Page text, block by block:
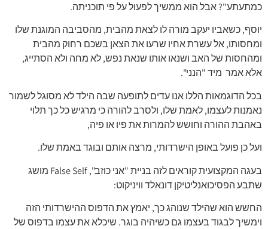
כמתעתע"? אבל הוא ממשיך לפעול על פי תוכניתה.
יוסף, כשאביו יעקב מורה לו לצאת מהבית, מהסביבה המוגנת שלו
ומחסותו, אל עשרת אחיו שרעו את הצאן בשכם רחוק מהבית
ומהחסות של האב ושנאו אותו שנאת נפש, לא מחה ולא הסתייג,
אלא אמר מיד "הנני".
בכל הדוגמאות הללו אנו עדים לתופעה שבה הילד לא מסוגל לשמור
נאמנות לעצמו, לאמת שלו, ולסרב להורה כי מרגיש כל כך תלוי
באהבת ההורה וחושש להמרות את פיו או פיה,
ועל כן פועל באופן הישרדותי, מרצה אותם ובוגד באמת שלו.
בעגה המקצועית קוראים לזה בניית "אני כוזב", False Self מושג
שתבע הפסיכואנליטיקן דונאלד וויניקוט:
החשש הוא שהילד שנוהג כך, יאמץ את הדפוס ההישרדותי הזה
וימשיך לבגוד בעצמו גם כשיהיה בוגר. שיכלא את עצמו בדפוס של